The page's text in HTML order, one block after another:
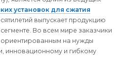
установок для сжатия
выпускает продукцию
Во всем мире заказчики
на нужды
инновационному и гибкому